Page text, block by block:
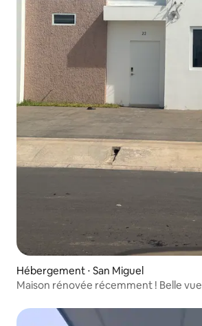
Hébergement ⋅ San Miguel
Maison rénovée récemment ! Belle vue